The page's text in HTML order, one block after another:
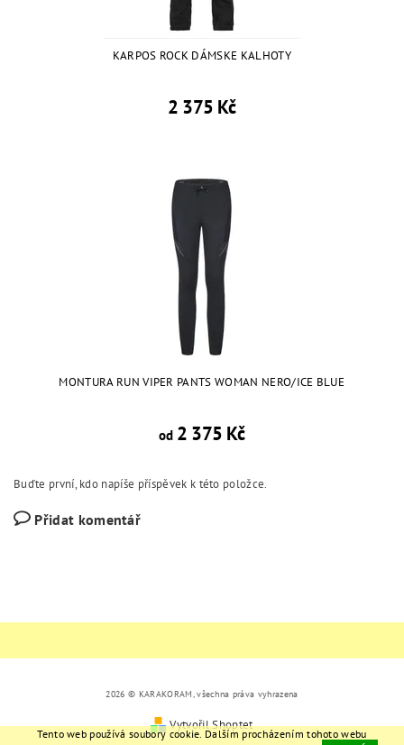
KARPOS ROCK DÁMSKE KALHOTY
2 375 Kč
MONTURA RUN VIPER PANTS WOMAN NERO/ICE BLUE
od2 375 Kč
Buďte první, kdo napíše příspěvek k této položce.
Přidat komentář
2026 © KARAKORAM, všechna práva vyhrazena
Vytvořil Shoptet
Tento web používá soubory cookie. Dalším procházením tohoto webu